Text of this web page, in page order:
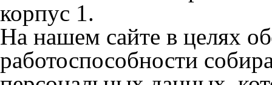
браузером. Это,
и т.д. Если Вы
согласие на обработку